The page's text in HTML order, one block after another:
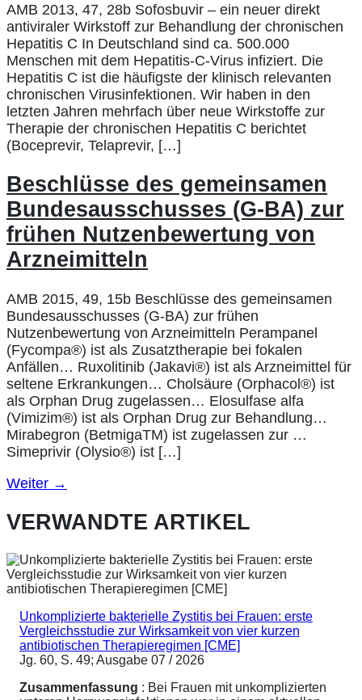
AMB 2013, 47, 28b Sofosbuvir – ein neuer direkt
antiviraler Wirkstoff zur Behandlung der chronischen
Hepatitis C In Deutschland sind ca. 500.000
Menschen mit dem Hepatitis-C-Virus infiziert. Die
Hepatitis C ist die häufigste der klinisch relevanten
chronischen Virusinfektionen. Wir haben in den
letzten Jahren mehrfach über neue Wirkstoffe zur
Therapie der chronischen Hepatitis C berichtet
(Boceprevir, Telaprevir, […]
Beschlüsse des gemeinsamen
Bundesausschusses (G-BA) zur
frühen Nutzenbewertung von
Arzneimitteln
AMB 2015, 49, 15b Beschlüsse des gemeinsamen
Bundesausschusses (G-BA) zur frühen
Nutzenbewertung von Arzneimitteln Perampanel
(Fycompa®) ist als Zusatztherapie bei fokalen
Anfällen… Ruxolitinib (Jakavi®) ist als Arzneimittel für
seltene Erkrankungen… Cholsäure (Orphacol®) ist
als Orphan Drug zugelassen… Elosulfase alfa
(Vimizim®) ist als Orphan Drug zur Behandlung…
Mirabegron (BetmigaTM) ist zugelassen zur …
Simeprivir (Olysio®) ist […]
Weiter →
VERWANDTE ARTIKEL
Unkomplizierte bakterielle Zystitis bei Frauen: erste
Vergleichsstudie zur Wirksamkeit von vier kurzen
antibiotischen Therapieregimen [CME]
Jg. 60, S. 49; Ausgabe 07 / 2026
Zusammenfassung : Bei Frauen mit unkomplizierten